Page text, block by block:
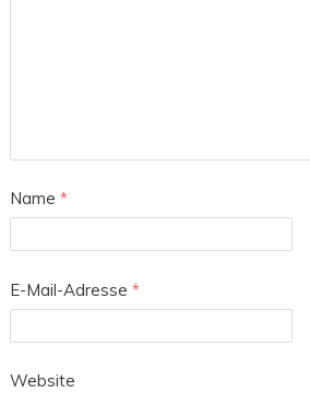
Name *
E-Mail-Adresse *
Website